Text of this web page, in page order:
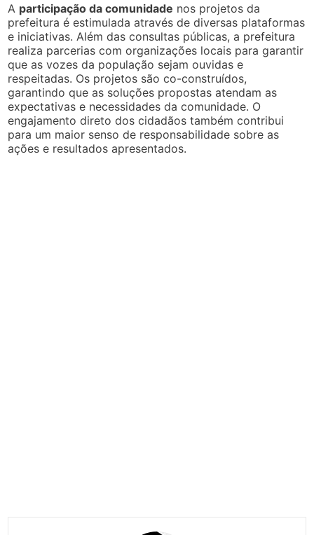
A participação da comunidade nos projetos da
prefeitura é estimulada através de diversas plataformas
e iniciativas. Além das consultas públicas, a prefeitura
realiza parcerias com organizações locais para garantir
que as vozes da população sejam ouvidas e
respeitadas. Os projetos são co-construídos,
garantindo que as soluções propostas atendam as
expectativas e necessidades da comunidade. O
engajamento direto dos cidadãos também contribui
para um maior senso de responsabilidade sobre as
ações e resultados apresentados.